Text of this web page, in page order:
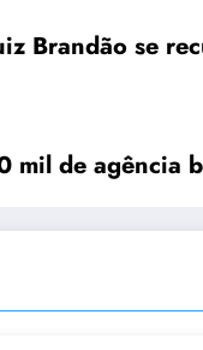
Brandão se
mil de agência